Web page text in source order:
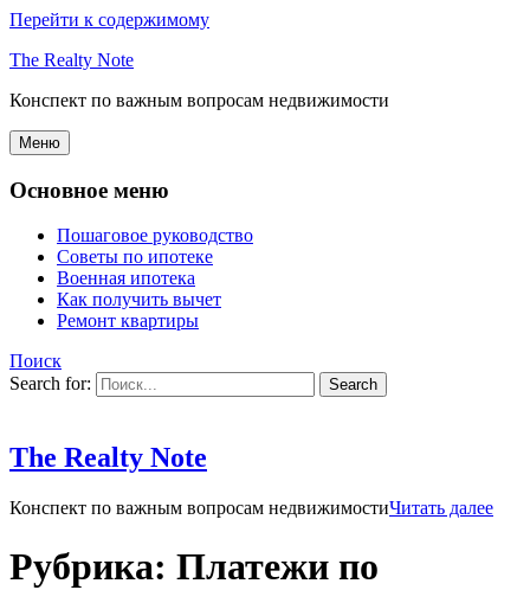
Перейти к содержимому
The Realty Note
Конспект по важным вопросам недвижимости
Меню
Основное меню
Пошаговое руководство
Советы по ипотеке
Военная ипотека
Как получить вычет
Ремонт квартиры
Поиск
Search for:
The Realty Note
Конспект по важным вопросам недвижимостиЧитать далее
Рубрика: Платежи по